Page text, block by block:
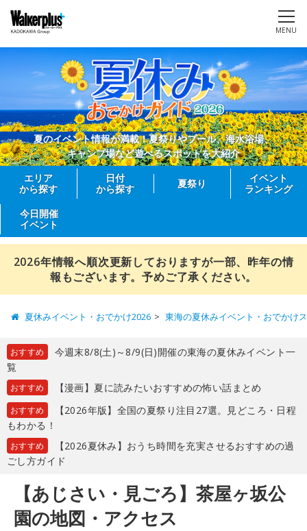
MENU
夏のイベント情報が満載！夏祭りやプール、海水浴場、
キャンプ場など遊べるスポットを大紹介
エリア
から探す
日付
から探す
夏祭り
イベント
ランキング
今日開催
イベント
2026年情報へ順次更新しておりますが一部、昨年の情
報もございます。予めご了承ください。
夏休みイベント・おでかけ2026 東海の夏休みイベント・おでかけ
おすすめ
今週末8/8(土)～8/9(日)開催の東海の夏休みイベント一
覧
おすすめ 【漫画】夏に読みたいおすすめの怖い話まとめ
おすすめ
【2026年版】全国の夏祭り注目27選。見どころ・日程
もわかる！
おすすめ
【2026夏休み】おうち時間を充実させるおすすめの過
ごし方ガイド
【あじさい・見ごろ】茶屋ヶ坂公
園の地図・アクセス